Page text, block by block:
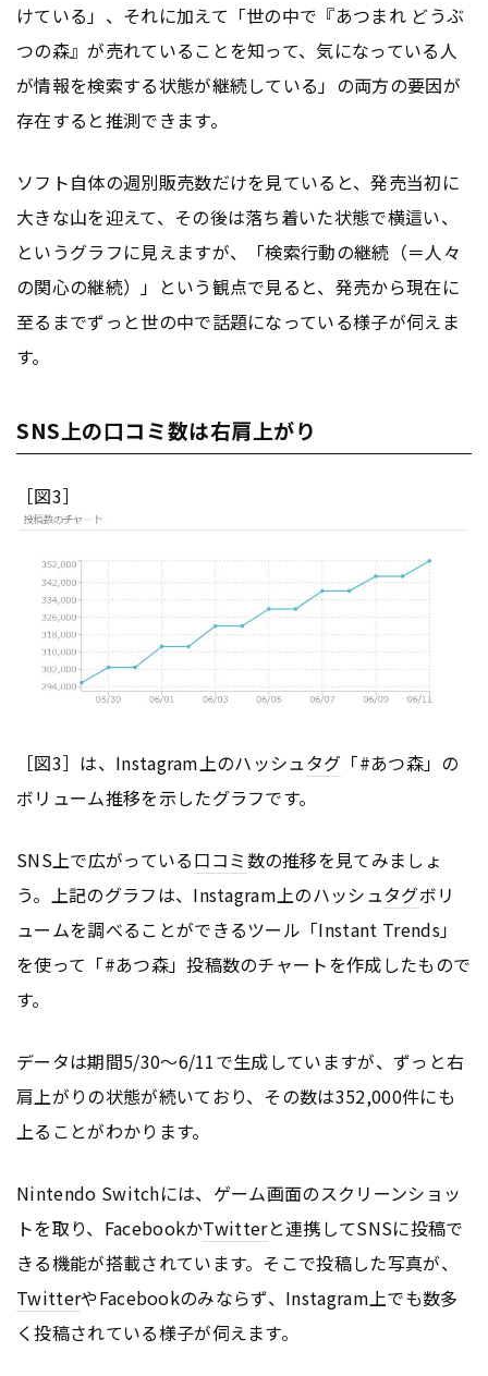
けている」、それに加えて「世の中で『あつまれ どうぶ
つの森』が売れていることを知って、気になっている人
が情報を検索する状態が継続している」の両方の要因が
存在すると推測できます。
ソフト自体の週別販売数だけを見ていると、発売当初に
大きな山を迎えて、その後は落ち着いた状態で横這い、
というグラフに見えますが、「検索行動の継続（＝人々
の関心の継続）」という観点で見ると、発売から現在に
至るまでずっと世の中で話題になっている様子が伺えま
す。
SNS上の口コミ数は右肩上がり
［図3］
［図3］は、Instagram上のハッシュタグ 「#あつ森」の
ボリューム推移を示したグラフです。
SNS上で広がっている口コミ数の推移を見てみましょ
う。上記のグラフは、Instagram上のハッシュタグボリ
ュームを調べることができるツール「Instant Trends」
を使って「#あつ森」投稿数のチャートを作成したもので
す。
データは期間5/30～6/11で生成していますが、ずっと右
肩上がりの状態が続いており、その数は352,000件にも
上ることがわかります。
Nintendo Switchには、ゲーム画面のスクリーンショッ
トを取り、FacebookかTwitterと連携してSNSに投稿で
きる機能が搭載されています。そこで投稿した写真が、
TwitterやFacebookのみならず、Instagram上でも数多
く投稿されている様子が伺えます。